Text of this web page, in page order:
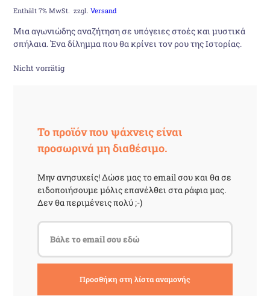
Preis
war:
ist:
Enthält 7% MwSt. zzgl.Versand
Μια αγωνιώδης αναζήτηση σε υπόγειες στοές και μυστικά
σπήλαια. Ένα δίλημμα που θα κρίνει τον ρου της Ιστορίας.
Nicht vorrätig
Το προϊόν που ψάχνεις είναι
προσωρινά μη διαθέσιμο.
Μην ανησυχείς! Δώσε μας το email σου και θα σε
ειδοποιήσουμε μόλις επανέλθει στα ράφια μας.
Δεν θα περιμένεις πολύ ;-)